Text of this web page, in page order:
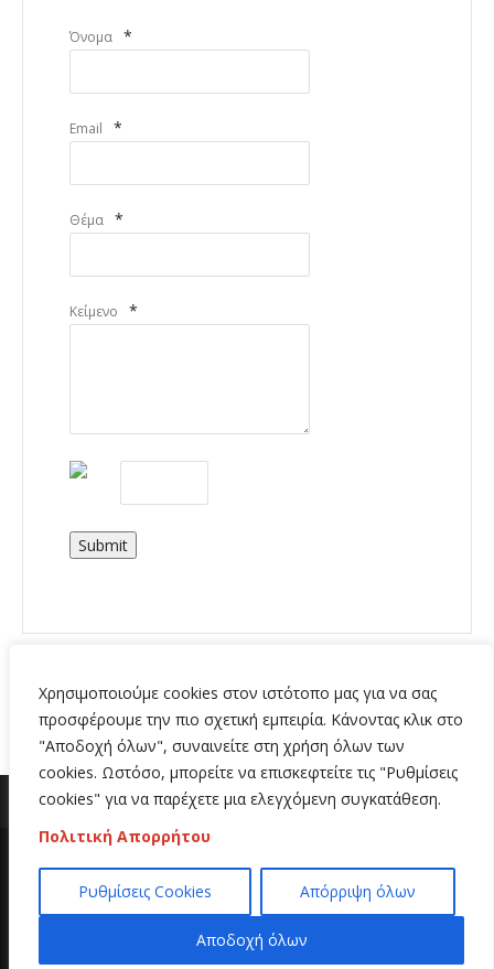
Χρησιμοποιούμε cookies στον ιστότοπο μας για να σας
προσφέρουμε την πιο σχετική εμπειρία. Κάνοντας κλικ στο
"Αποδοχή όλων", συναινείτε στη χρήση όλων των
cookies. Ωστόσο, μπορείτε να επισκεφτείτε τις "Ρυθμίσεις
cookies" για να παρέχετε μια ελεγχόμενη συγκατάθεση.
Πολιτική Απορρήτου
Ρυθμίσεις Cookies Απόρριψη όλων
Αποδοχή όλων
Όνομα *
Email *
Θέμα *
Κείμενο *
Submit
Copyright 2020 | All Rights Reserved | Κατασκευή
ιστοσελίδων
Hi Web